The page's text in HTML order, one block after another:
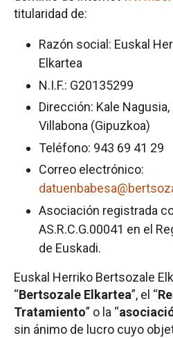
titularidad de:
Razón social: Euskal
Elkartea
N.I.F.: G20135299
Dirección: Kale
Villabona (Gipuzkoa)
Teléfono: 943 69 41 29
Correo electrónico:
Asociación registrada
AS.R.C.G.00041 en el
de Euskadi.
Euskal Herriko Bertsozale
“Bertsozale Elkartea”, el “
Tratamiento” o la “
sin ánimo de lucro cuyo